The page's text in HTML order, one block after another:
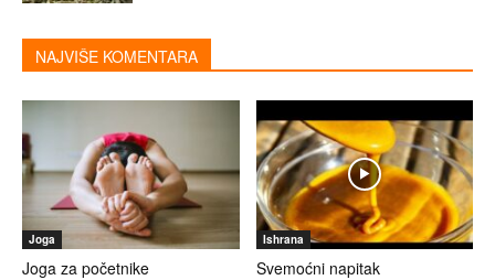
NAJVIŠE KOMENTARA
Joga
Joga za početnike
Ishrana
Svemoćni napitak